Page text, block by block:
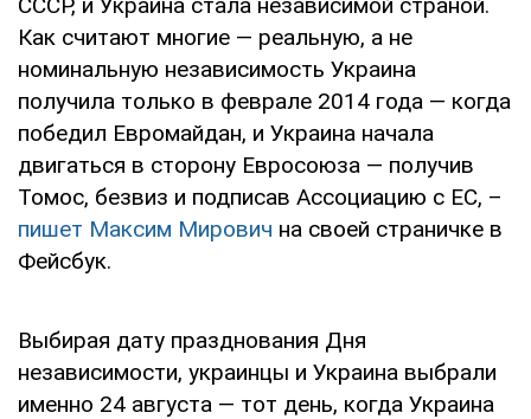
Как считают многие — реальную, а не
номинальную независимость Украина
получила только в феврале 2014 года — когда
победил Евромайдан, и Украина начала
двигаться в сторону Евросоюза — получив
Томос, безвиз и подписав Ассоциацию с ЕС, –
пишет Максим Мирович на своей страничке в
Фейсбук.
Выбирая дату празднования Дня
независимости, украинцы и Украина выбрали
именно 24 августа — тот день, когда Украина